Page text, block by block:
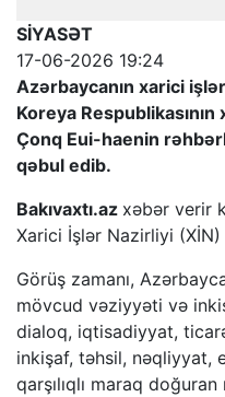
SİYASƏT
17-06-2026 19:24
Azərbaycanın xarici
Koreya
Çonq Eui-haenin
qəbul edib.
Bakıvaxtı.az xəbər verir
Xarici İşlər Nazirliyi (XİN)
Görüş zamanı,
mövcud vəziyyəti və
dialoq, iqtisadiyyat,
inkişaf, təhsil, nəqliyyat,
qarşılıqlı maraq